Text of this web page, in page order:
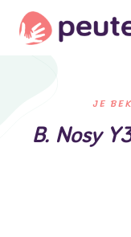
JE
B. Nosy